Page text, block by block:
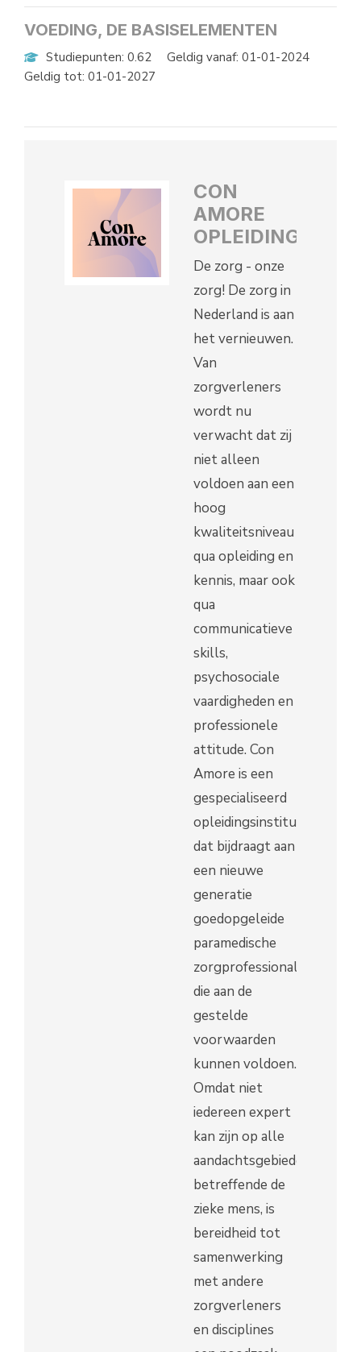
VOEDING, DE BASISELEMENTEN
Studiepunten: 0.62
Geldig vanaf: 01-01-2024
Geldig tot: 01-01-2027
CON
AMORE
OPLEIDINGEN
De zorg - onze
zorg! De zorg in
Nederland is aan
het vernieuwen.
Van
zorgverleners
wordt nu
verwacht dat zij
niet alleen
voldoen aan een
hoog
kwaliteitsniveau
qua opleiding en
kennis, maar ook
qua
communicatieve
skills,
psychosociale
vaardigheden en
professionele
attitude. Con
Amore is een
gespecialiseerd
opleidingsinstituut
dat bijdraagt aan
een nieuwe
generatie
goedopgeleide
paramedische
zorgprofessionals,
die aan de
gestelde
voorwaarden
kunnen voldoen.
Omdat niet
iedereen expert
kan zijn op alle
aandachtsgebieden
betreffende de
zieke mens, is
bereidheid tot
samenwerking
met andere
zorgverleners
en disciplines